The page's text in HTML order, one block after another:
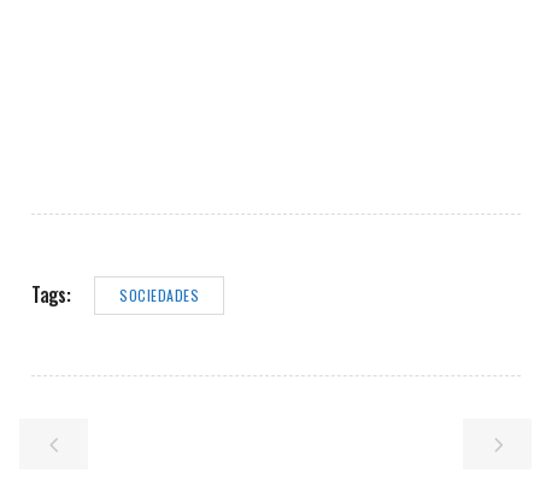
Tags: SOCIEDADES